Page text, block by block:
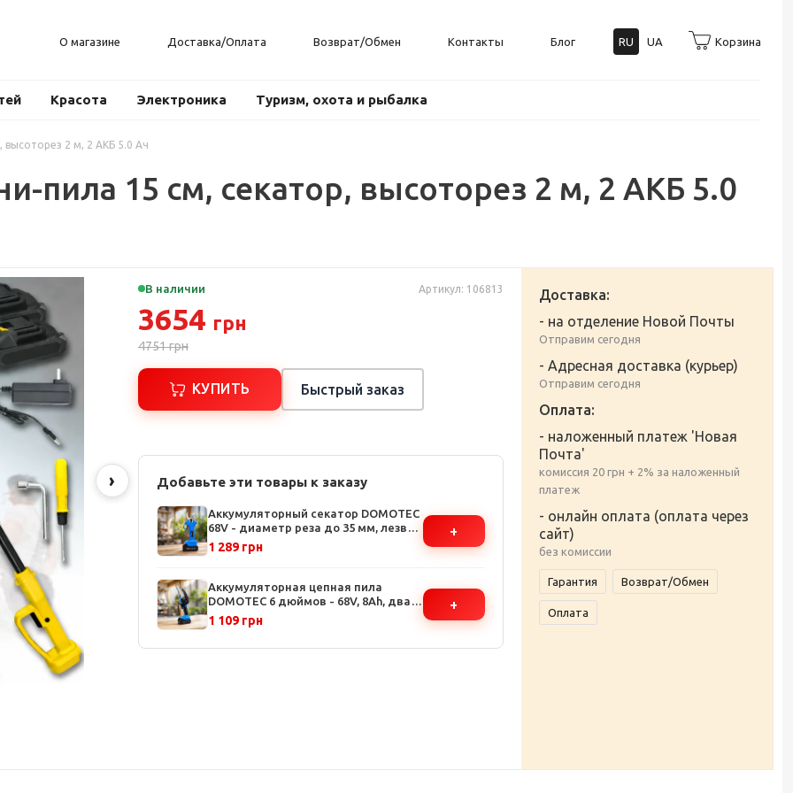
О магазине Доставка/Оплата Возврат/Обмен Контакты Блог RU UA Корзина
Красота Электроника Туризм, охота и рыбалка
высоторез 2 м, 2 АКБ 5.0 Ач
пила 15 см, секатор, высоторез 2 м, 2 АКБ 5.0
›
В наличии Артикул: 106813
3654 грн
4751грн
КУПИТЬ Быстрый заказ
Добавьте эти товары к заказу
Аккумуляторный секатор DOMOTEC
68V - диаметр реза до 35 мм, лезвия
из стали SK5, 2 аккумулятора в
комплекте
1 289 грн
+
Аккумуляторная цепная пила
DOMOTEC 6 дюймов - 68V, 8Ah, два
аккумулятора в комплекте,
эргономичная рукоятка
1 109 грн
+
Доставка:
- на отделение Новой Почты
Отправим сегодня
- Адресная доставка (курьер)
Отправим сегодня
Оплата:
- наложенный платеж 'Новая
Почта'
комиссия 20 грн + 2% за наложенный
платеж
- онлайн оплата (оплата через
сайт)
без комиссии
Гарантия Возврат/Обмен
Оплата